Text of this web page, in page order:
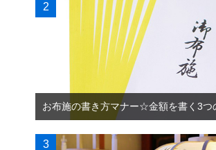
お布施の書き方マナー☆金額を書く3つ